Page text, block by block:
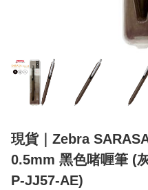
現貨｜Zebra
0.5mm 黑色啫喱筆 (
P-JJ57-AE)